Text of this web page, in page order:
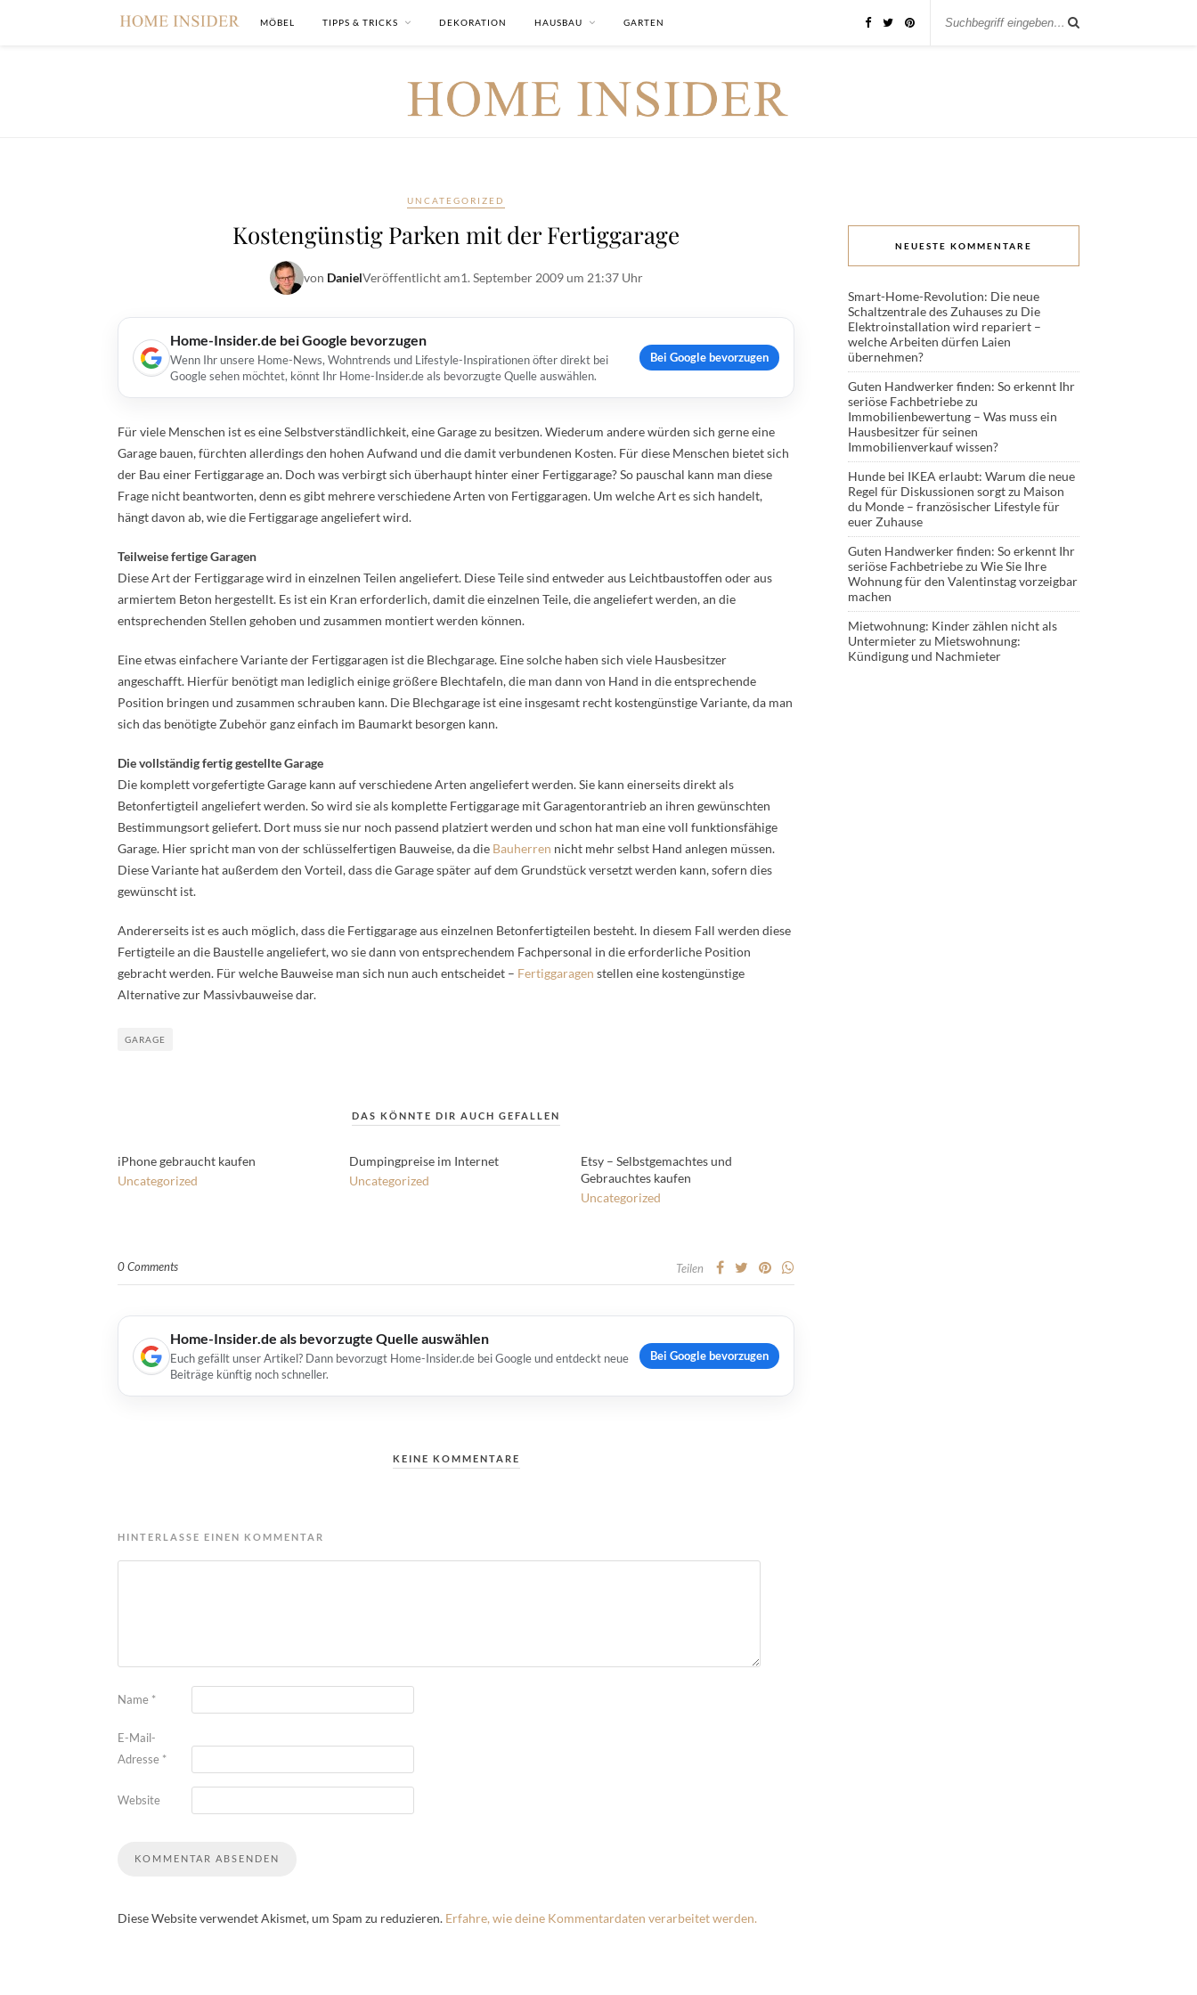
MÖBEL TIPPS & TRICKS DEKORATION HAUSBAU GARTEN
UNCATEGORIZED
Kostengünstig Parken mit der Fertiggarage
von DanielVeröffentlicht am1. September 2009 um 21:37 Uhr
Home-Insider.de bei Google bevorzugen
Wenn Ihr unsere Home-News, Wohntrends und Lifestyle-Inspirationen öfter direkt bei
Google sehen möchtet, könnt Ihr Home-Insider.de als bevorzugte Quelle auswählen.
Bei Google bevorzugen
Für viele Menschen ist es eine Selbstverständlichkeit, eine Garage zu besitzen. Wiederum andere würden sich gerne eine
Garage bauen, fürchten allerdings den hohen Aufwand und die damit verbundenen Kosten. Für diese Menschen bietet sich
der Bau einer Fertiggarage an. Doch was verbirgt sich überhaupt hinter einer Fertiggarage? So pauschal kann man diese
Frage nicht beantworten, denn es gibt mehrere verschiedene Arten von Fertiggaragen. Um welche Art es sich handelt,
hängt davon ab, wie die Fertiggarage angeliefert wird.
Teilweise fertige Garagen
Diese Art der Fertiggarage wird in einzelnen Teilen angeliefert. Diese Teile sind entweder aus Leichtbaustoffen oder aus
armiertem Beton hergestellt. Es ist ein Kran erforderlich, damit die einzelnen Teile, die angeliefert werden, an die
entsprechenden Stellen gehoben und zusammen montiert werden können.
Eine etwas einfachere Variante der Fertiggaragen ist die Blechgarage. Eine solche haben sich viele Hausbesitzer
angeschafft. Hierfür benötigt man lediglich einige größere Blechtafeln, die man dann von Hand in die entsprechende
Position bringen und zusammen schrauben kann. Die Blechgarage ist eine insgesamt recht kostengünstige Variante, da man
sich das benötigte Zubehör ganz einfach im Baumarkt besorgen kann.
Die vollständig fertig gestellte Garage
Die komplett vorgefertigte Garage kann auf verschiedene Arten angeliefert werden. Sie kann einerseits direkt als
Betonfertigteil angeliefert werden. So wird sie als komplette Fertiggarage mit Garagentorantrieb an ihren gewünschten
Bestimmungsort geliefert. Dort muss sie nur noch passend platziert werden und schon hat man eine voll funktionsfähige
Garage. Hier spricht man von der schlüsselfertigen Bauweise, da die Bauherren nicht mehr selbst Hand anlegen müssen.
Diese Variante hat außerdem den Vorteil, dass die Garage später auf dem Grundstück versetzt werden kann, sofern dies
gewünscht ist.
Andererseits ist es auch möglich, dass die Fertiggarage aus einzelnen Betonfertigteilen besteht. In diesem Fall werden diese
Fertigteile an die Baustelle angeliefert, wo sie dann von entsprechendem Fachpersonal in die erforderliche Position
gebracht werden. Für welche Bauweise man sich nun auch entscheidet – Fertiggaragen stellen eine kostengünstige
Alternative zur Massivbauweise dar.
GARAGE
DAS KÖNNTE DIR AUCH GEFALLEN
iPhone gebraucht kaufen
Uncategorized
Dumpingpreise im Internet
Uncategorized
Etsy – Selbstgemachtes und
Gebrauchtes kaufen
Uncategorized
0 Comments Teilen
Home-Insider.de als bevorzugte Quelle auswählen
Euch gefällt unser Artikel? Dann bevorzugt Home-Insider.de bei Google und entdeckt neue
Beiträge künftig noch schneller.
Bei Google bevorzugen
KEINE KOMMENTARE
HINTERLASSE EINEN KOMMENTAR
Name *
E-Mail-
Adresse *
Website
Diese Website verwendet Akismet, um Spam zu reduzieren. Erfahre, wie deine Kommentardaten verarbeitet werden.
NEUESTE KOMMENTARE
Smart-Home-Revolution: Die neue
Schaltzentrale des Zuhauseszu Die
Elektroinstallation wird repariert –
welche Arbeiten dürfen Laien
übernehmen?
Guten Handwerker finden: So erkennt Ihr
seriöse Fachbetriebezu
Immobilienbewertung – Was muss ein
Hausbesitzer für seinen
Immobilienverkauf wissen?
Hunde bei IKEA erlaubt: Warum die neue
Regel für Diskussionen sorgtzu Maison
du Monde – französischer Lifestyle für
euer Zuhause
Guten Handwerker finden: So erkennt Ihr
seriöse Fachbetriebezu Wie Sie Ihre
Wohnung für den Valentinstag vorzeigbar
machen
Mietwohnung: Kinder zählen nicht als
Untermieterzu Mietswohnung:
Kündigung und Nachmieter